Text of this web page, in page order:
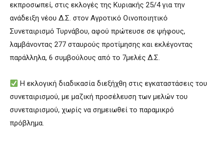
εκπροσωπεί, στις εκλογές της Κυριακής 25/4 για την
ανάδειξη νέου Δ.Σ. στον Αγροτικό Οινοποιητικό
Συνεταιρισμό Τυρνάβου, αφού πρώτευσε σε ψήφους,
λαμβάνοντας 277 σταυρούς προτίμησης και εκλέγοντας
παράλληλα, 6 συμβούλους από το 7μελές Δ.Σ.
Η εκλογική διαδικασία διεξήχθη στις εγκαταστάσεις του
συνεταιρισμού, με μαζική προσέλευση των μελών του
συνεταιρισμού, χωρίς να σημειωθεί το παραμικρό
πρόβλημα.